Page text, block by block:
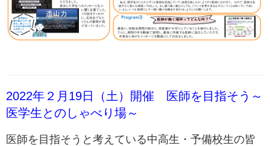
2022年２月19日（土）開催 医師を目指そう～
医学生とのしゃべり場～
医師を目指そうと考えている中高生・予備校生の皆